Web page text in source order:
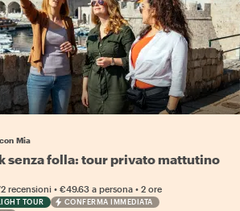
Mia
senza folla: tour privato mattutino
recensioni • €49.63 a persona • 2 ore
TOUR
CONFERMA IMMEDIATA